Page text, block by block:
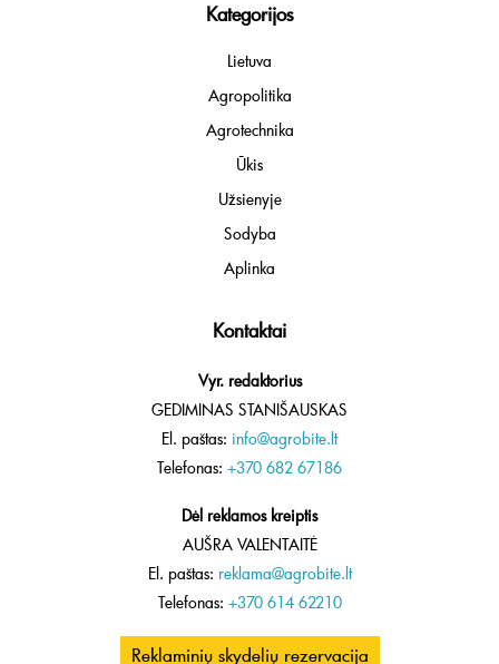
Kategorijos
Lietuva
Agropolitika
Agrotechnika
Ūkis
Užsienyje
Sodyba
Aplinka
Kontaktai
Vyr. redaktorius
GEDIMINAS STANIŠAUSKAS
El. paštas: info@agrobite.lt
Telefonas: +370 682 67186
Dėl reklamos kreiptis
AUŠRA VALENTAITĖ
El. paštas: reklama@agrobite.lt
Telefonas: +370 614 62210
Reklaminių skydelių rezervacija